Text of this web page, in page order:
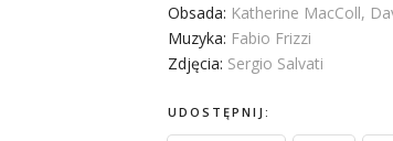
Obsada: Katherine MacColl,
Muzyka: Fabio Frizzi
Zdjęcia: Sergio Salvati
UDOSTĘPNIJ: